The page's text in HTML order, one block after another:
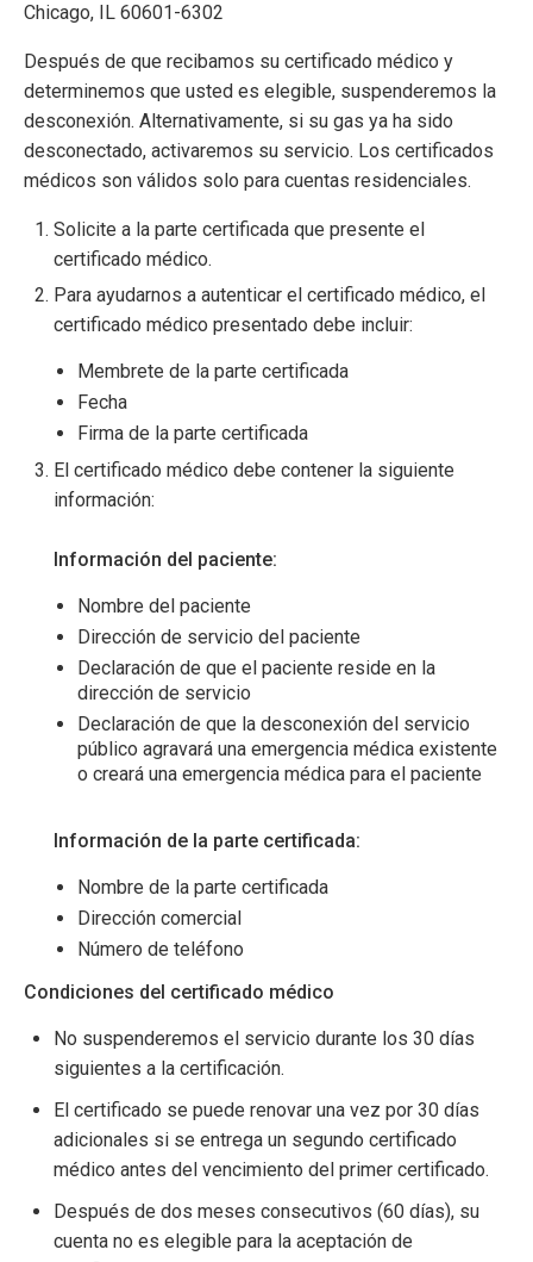
Chicago, IL 60601-6302
Después de que recibamos su certificado médico y
determinemos que usted es elegible, suspenderemos la
desconexión. Alternativamente, si su gas ya ha sido
desconectado, activaremos su servicio. Los certificados
médicos son válidos solo para cuentas residenciales.
Solicite a la parte certificada que presente el
certificado médico.
Para ayudarnos a autenticar el certificado médico, el
certificado médico presentado debe incluir:
Membrete de la parte certificada
Fecha
Firma de la parte certificada
El certificado médico debe contener la siguiente
información:
Información del paciente:
Nombre del paciente
Dirección de servicio del paciente
Declaración de que el paciente reside en la
dirección de servicio
Declaración de que la desconexión del servicio
público agravará una emergencia médica existente
o creará una emergencia médica para el paciente
Información de la parte certificada:
Nombre de la parte certificada
Dirección comercial
Número de teléfono
Condiciones del certificado médico
No suspenderemos el servicio durante los 30 días
siguientes a la certificación.
El certificado se puede renovar una vez por 30 días
adicionales si se entrega un segundo certificado
médico antes del vencimiento del primer certificado.
Después de dos meses consecutivos (60 días), su
cuenta no es elegible para la aceptación de